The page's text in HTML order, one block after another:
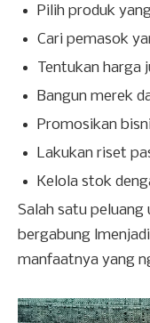
Pilih produk
Cari pemasok
Tentukan harga
Bangun merek
Promosikan
Lakukan riset
Kelola stok
Salah satu peluang
bergabung
manfaatnya yang